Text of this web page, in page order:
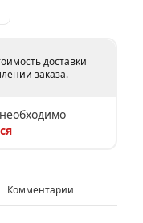
доставки
заказа.
Комментарии